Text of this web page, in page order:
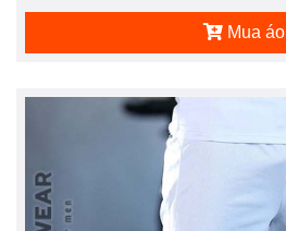
Mua áo